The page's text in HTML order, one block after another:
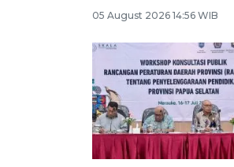
05 August 2026 14:56 WIB